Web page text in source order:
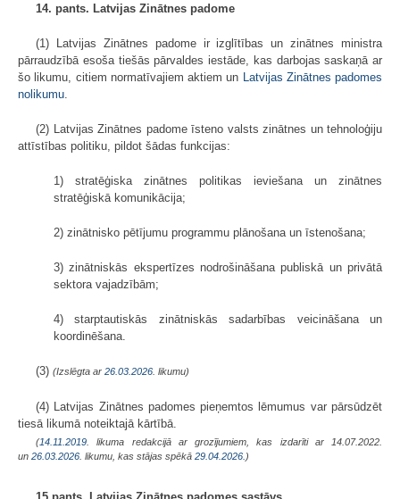
14. pants. Latvijas Zinātnes padome
(1) Latvijas Zinātnes padome ir izglītības un zinātnes ministra
pārraudzībā esoša tiešās pārvaldes iestāde, kas darbojas saskaņā ar
šo likumu, citiem normatīvajiem aktiem un Latvijas Zinātnes padomes
nolikumu
(2) Latvijas Zinātnes padome īsteno valsts zinātnes un tehnoloģiju
attīstības politiku, pildot šādas funkcijas:
1) stratēģiska zinātnes politikas ieviešana un zinātnes
stratēģiskā komunikācija;
2) zinātnisko pētījumu programmu plānošana un īstenošana;
3) zinātniskās ekspertīzes nodrošināšana publiskā un privātā
sektora vajadzībām;
4) starptautiskās zinātniskās sadarbības veicināšana un
koordinēšana.
(3) (Izslēgta ar 26.03.2026 . likumu)
(4) Latvijas Zinātnes padomes pieņemtos lēmumus var pārsūdzēt
tiesā likumā noteiktajā kārtībā.
(14.11.2019 . likuma redakcijā ar grozījumiem, kas izdarīti ar 14.07.2022.
un 26.03.2026 . likumu, kas stājas spēkā 29.04.2026. )